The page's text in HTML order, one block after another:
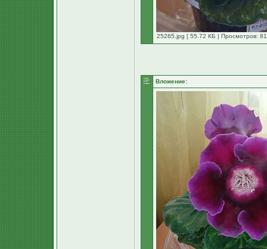
25265.jpg [ 55.72 КБ | Просмотров:
Вложение: